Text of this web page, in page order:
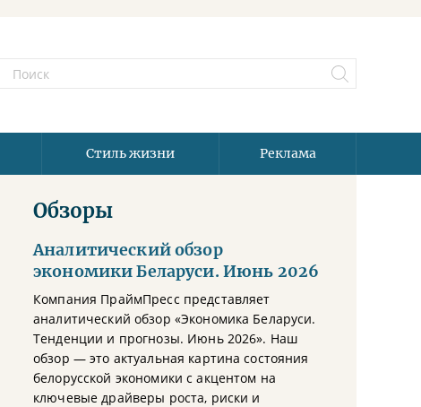
Стиль жизни Реклама
Обзоры
Аналитический обзор
экономики Беларуси. Июнь 2026
Компания ПраймПресс представляет
аналитический обзор «Экономика Беларуси.
Тенденции и прогнозы. Июнь 2026». Наш
обзор — это актуальная картина состояния
белорусской экономики с акцентом на
ключевые драйверы роста, риски и